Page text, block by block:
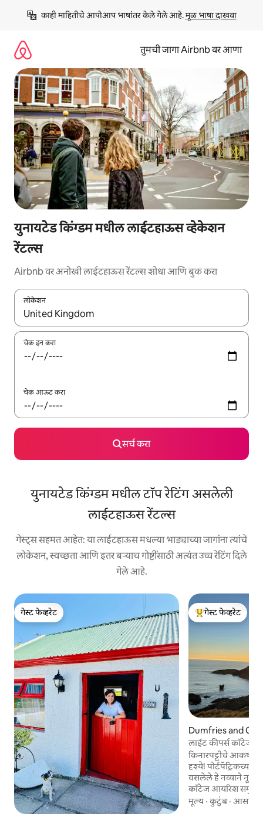
काही माहितीचे आपोआप भाषांतर केले गेले आहे. मूळ भाषा दाखवा
तुमची जागा Airbnb वर आणा
युनायटेड किंग्डम मधील लाईटहाऊस व्हेकेशन
रेंटल्स
Airbnb वर अनोखी लाईटहाऊस रेंटल्स शोधा आणि बुक करा
लोकेशन
जेव्हा परिणाम उपलब्ध असतील, तेव्हा वरच्या आणि खाली बाणांच्या किजसह
चेक इन करा
चेक आऊट करा
सर्च करा
युनायटेड किंग्डम मधील टॉप रेटिंग असलेली
लाईटहाऊस रेंटल्स
गेस्ट्स सहमत आहेत: या लाईटहाऊस मधल्या भाड्याच्या जागांना त्यांचे
लोकेशन, स्वच्छता आणि इतर बऱ्याच गोष्टींसाठी अत्यंत उच्च रेटिंग दिले
गेले आहे.
गेस्ट फेव्हरेट
गेस्ट फेव्हरेट
टॉप गेस्ट फेव्हरेट
गेस्ट फेव्हरेट
Dumfries and
धील लाईटहाऊस
लाईट कीपर्स कॉटेज -
किनारपट्टीचे आकर्षण
दृश्ये! पोर्टपॅट्रिकच्या नयनरम्य मासेमारी गावाजवळ
वसलेले हे नव्याने
कॉटेज आयरिश
सदर्न अपलँड्स वे
योग्य, हे किलॅन्ट्रिंगन
मूल्य·कुटुंब·आसपास